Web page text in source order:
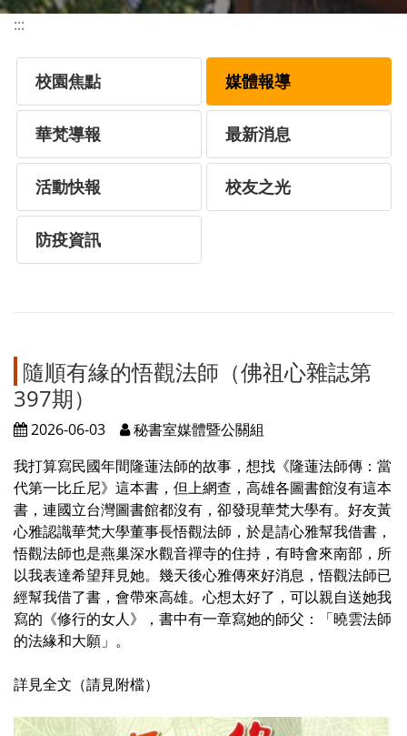
:::
校園焦點 媒體報導
華梵導報 最新消息
活動快報 校友之光
防疫資訊
隨順有緣的悟觀法師（佛祖心雜誌第
397期）
2026-06-03
秘書室媒體暨公關組
我打算寫民國年間隆蓮法師的故事，想找《隆蓮法師傳：當
代第一比丘尼》這本書，但上網查，高雄各圖書館沒有這本
書，連國立台灣圖書館都沒有，卻發現華梵大學有。好友黃
心雅認識華梵大學董事長悟觀法師，於是請心雅幫我借書，
悟觀法師也是燕巢深水觀音禪寺的住持，有時會來南部，所
以我表達希望拜見她。幾天後心雅傳來好消息，悟觀法師已
經幫我借了書，會帶來高雄。心想太好了，可以親自送她我
寫的《修行的女人》，書中有一章寫她的師父：「曉雲法師
的法緣和大願」。
詳見全文（請見附檔）